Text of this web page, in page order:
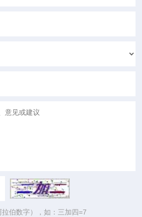
伯数字），如：三加四=7